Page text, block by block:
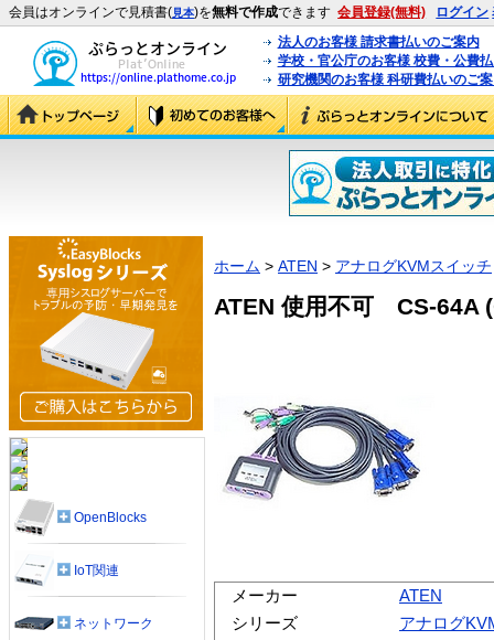
会員はオンラインで見積書(見本)を無料で作成できます 会員登録(無料) ログイン
法人のお客様 請求書払いのご案内
学校・官公庁のお客様 校費・公費
研究機関のお客様 科研費払いのご
ホーム > ATEN > アナログKVMスイッチ
ATEN 使用不可 CS-64A
メーカー
ATEN
シリーズ
アナログ
OpenBlocks
IoT関連
ネットワーク